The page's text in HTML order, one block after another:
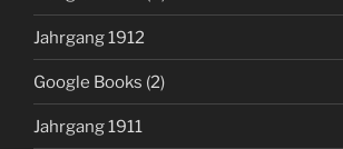
Jahrgang 1912
Google Books (2)
Jahrgang 1911